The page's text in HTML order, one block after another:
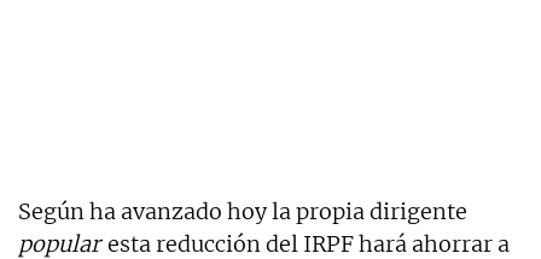
Según ha avanzado hoy la propia dirigente
popularesta reducción del IRPF hará ahorrar a